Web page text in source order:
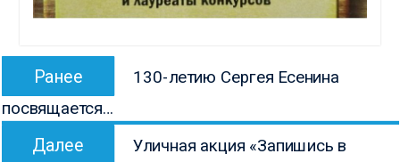
Навигация
записям
Ранее
запись:
130-летию Сергея Есенина
посвящается…
Далее
запись:
Уличная акция «Запишись в